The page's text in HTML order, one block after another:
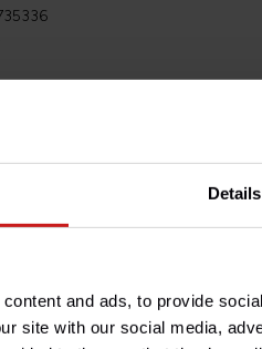
Details
and ads, to provide
site with our social media,
2017.
anteriormente.